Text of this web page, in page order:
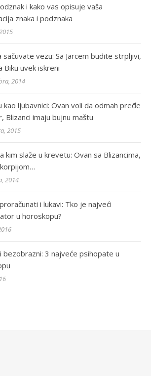
i kako vas opisuje vaša
znaka i podznaka
sačuvate vezu: Sa Jarcem budite strpljivi,
Biku uvek iskreni
2014
kao ljubavnici: Ovan voli da odmah pređe
Blizanci imaju bujnu maštu
2015
kim slaže u krevetu: Ovan sa Blizancima,
2014
i lukavi: Tko je najveći
u horoskopu?
bezobrazni: 3 najveće psihopate u